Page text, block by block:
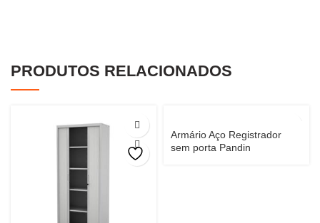
PRODUTOS RELACIONADOS
Armário Aço Registrador
sem porta Pandin